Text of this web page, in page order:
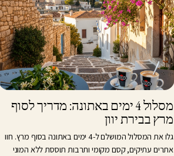
מסלול 4 ימים באתונה: מדריך לסוף
מרץ בבירת יוון
גלו את המסלול המושלם ל-4 ימים באתונה בסוף מרץ. חוו
אתרים עתיקים, קסם מקומי ותרבות תוססת ללא המוני